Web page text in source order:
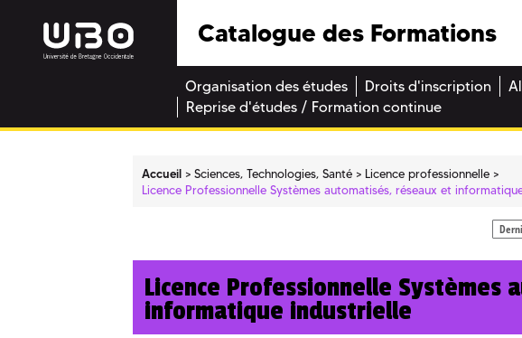
Catalogue des Formations
Organisation des études Droits d'inscription
Reprise d'études / Formation continue
Accueil Sciences, Technologies, Santé
Licence professionnelle
Licence Professionnelle Systèmes automatisés, réseaux et
Licence Professionnelle Systèmes
informatique industrielle